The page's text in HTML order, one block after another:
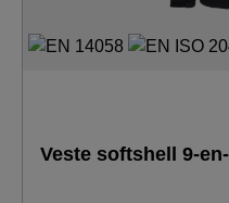
Veste softshell 9-